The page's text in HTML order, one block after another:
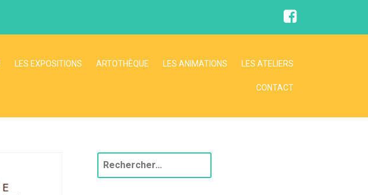
LES EXPOSITIONS ARTOTHÈQUE LES ANIMATIONS LES ATELIERS
CONTACT